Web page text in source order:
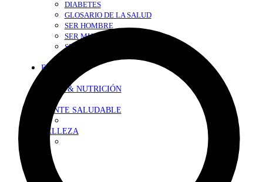
DIABETES
GLOSARIO DE LA SALUD
SER HOMBRE
SER MUJER
SEXY-SALUD
EN FORMA
DIETA & NUTRICIÓN
MENTE SALUDABLE
BELLEZA